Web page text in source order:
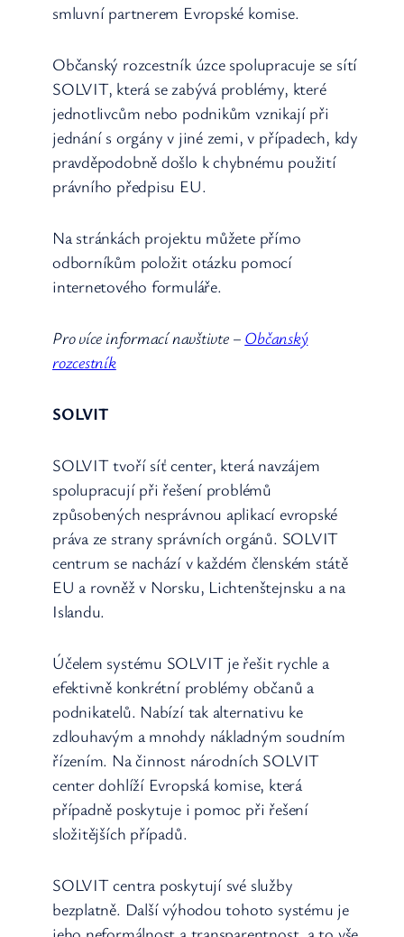
smluvní partnerem Evropské komise.
Občanský rozcestník úzce spolupracuje se sítí
SOLVIT, která se zabývá problémy, které
jednotlivcům nebo podnikům vznikají při
jednání s orgány v jiné zemi, v případech, kdy
pravděpodobně došlo k chybnému použití
právního předpisu EU.
Na stránkách projektu můžete přímo
odborníkům položit otázku pomocí
internetového formuláře.
Pro více informací navštivte – Občanský
rozcestník
SOLVIT
SOLVIT tvoří síť center, která navzájem
spolupracují při řešení problémů
způsobených nesprávnou aplikací evropské
práva ze strany správních orgánů. SOLVIT
centrum se nachází v každém členském státě
EU a rovněž v Norsku, Lichtenštejnsku a na
Islandu.
Účelem systému SOLVIT je řešit rychle a
efektivně konkrétní problémy občanů a
podnikatelů. Nabízí tak alternativu ke
zdlouhavým a mnohdy nákladným soudním
řízením. Na činnost národních SOLVIT
center dohlíží Evropská komise, která
případně poskytuje i pomoc při řešení
složitějších případů.
SOLVIT centra poskytují své služby
bezplatně. Další výhodou tohoto systému je